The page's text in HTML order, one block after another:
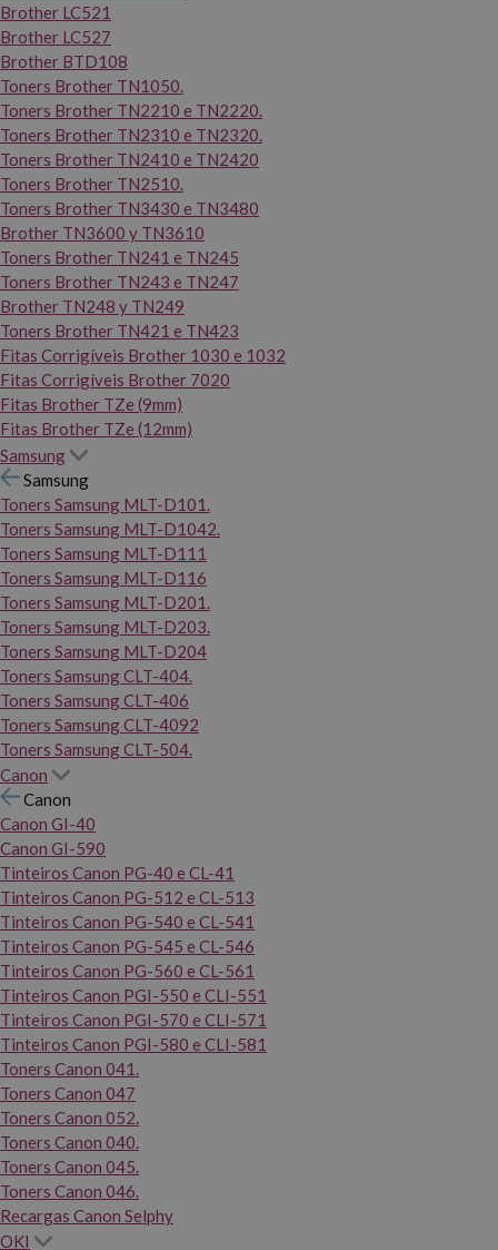
Brother LC521
Brother LC527
Brother BTD108
Toners Brother TN1050.
Toners Brother TN2210 e TN2220.
Toners Brother TN2310 e TN2320.
Toners Brother TN2410 e TN2420
Toners Brother TN2510.
Toners Brother TN3430 e TN3480
Brother TN3600 y TN3610
Toners Brother TN241 e TN245
Toners Brother TN243 e TN247
Brother TN248 y TN249
Toners Brother TN421 e TN423
Fitas Corrigíveis Brother 1030 e 1032
Fitas Corrigíveis Brother 7020
Fitas Brother TZe (9mm)
Fitas Brother TZe (12mm)
Samsung
Samsung
Toners Samsung MLT-D101.
Toners Samsung MLT-D1042.
Toners Samsung MLT-D111
Toners Samsung MLT-D116
Toners Samsung MLT-D201.
Toners Samsung MLT-D203.
Toners Samsung MLT-D204
Toners Samsung CLT-404.
Toners Samsung CLT-406
Toners Samsung CLT-4092
Toners Samsung CLT-504.
Canon
Canon
Canon GI-40
Canon GI-590
Tinteiros Canon PG-40 e CL-41
Tinteiros Canon PG-512 e CL-513
Tinteiros Canon PG-540 e CL-541
Tinteiros Canon PG-545 e CL-546
Tinteiros Canon PG-560 e CL-561
Tinteiros Canon PGI-550 e CLI-551
Tinteiros Canon PGI-570 e CLI-571
Tinteiros Canon PGI-580 e CLI-581
Toners Canon 041.
Toners Canon 047
Toners Canon 052.
Toners Canon 040.
Toners Canon 045.
Toners Canon 046.
Recargas Canon Selphy
OKI